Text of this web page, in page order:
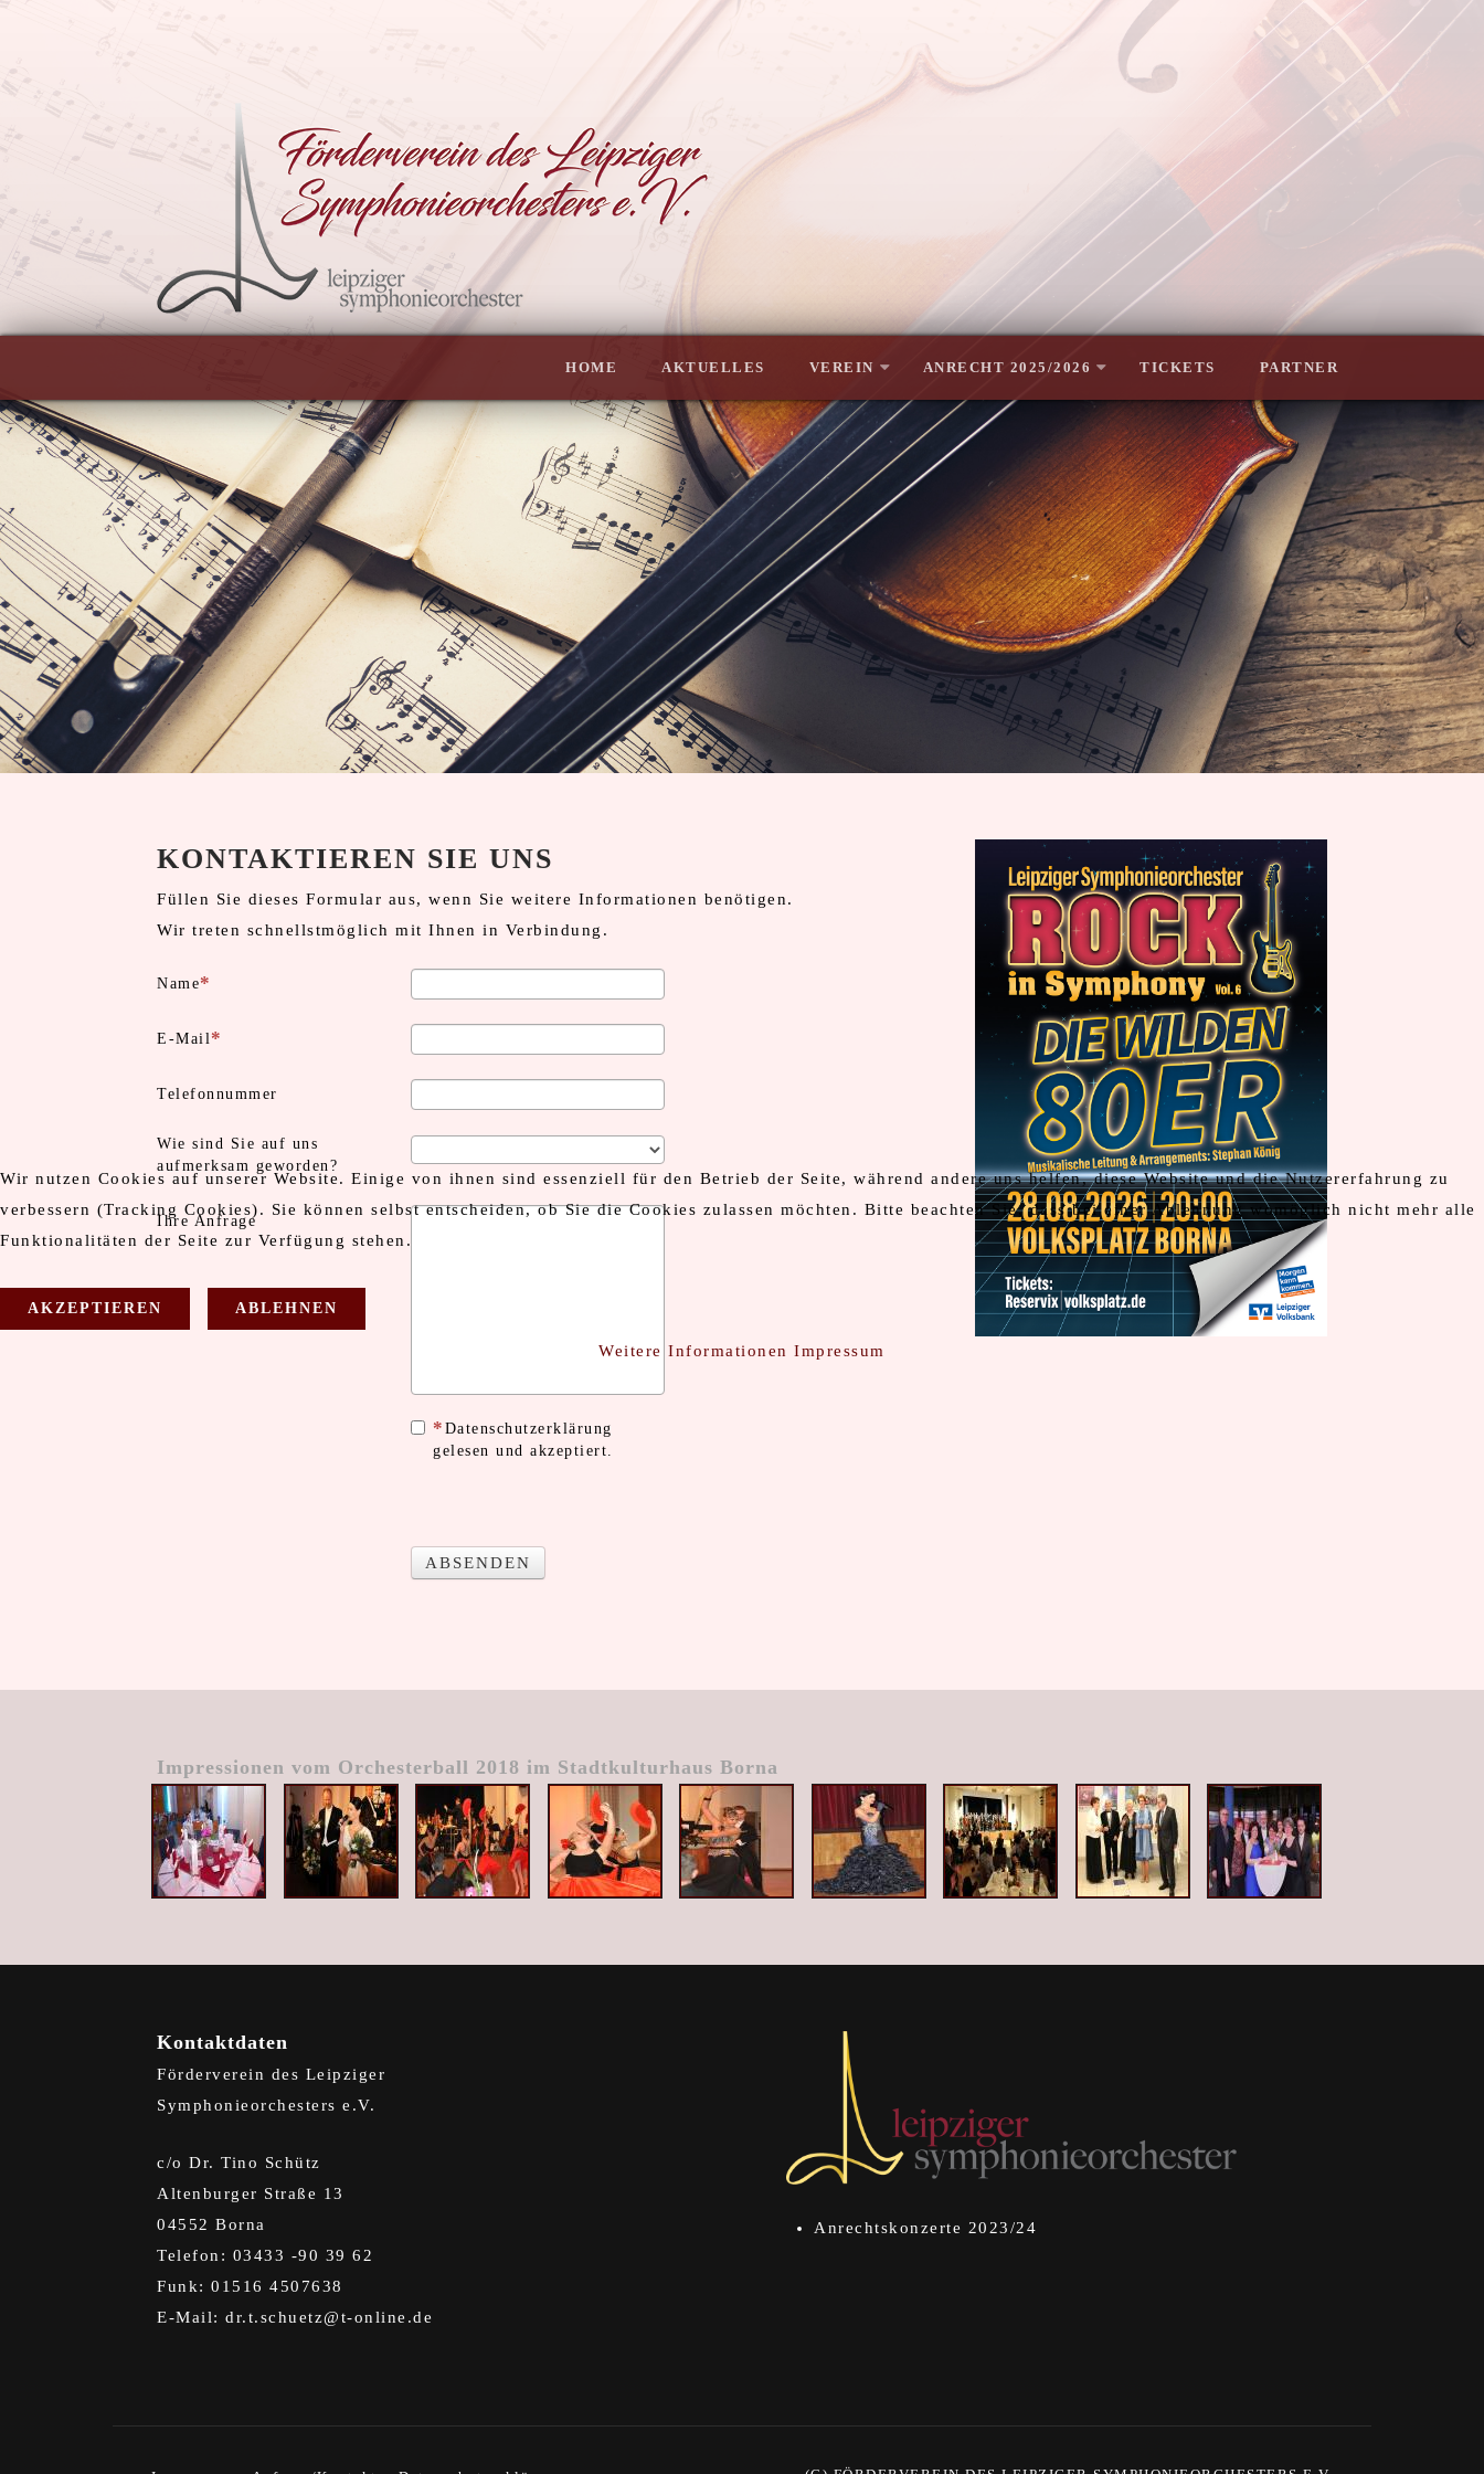
HOME AKTUELLES VEREIN ANRECHT 2025/2026 TICKETS PARTNER
KONTAKTIEREN SIE UNS
Füllen Sie dieses Formular aus, wenn Sie weitere Informationen benötigen.
Wir treten schnellstmöglich mit Ihnen in Verbindung.
Name
E-Mail
Telefonnummer
Wie sind Sie auf uns
aufmerksam geworden?
Ihre Anfrage
Datenschutzerklärung
gelesen und akzeptiert.
ABSENDEN
Impressionen vom Orchesterball 2018 im Stadtkulturhaus Borna
Kontaktdaten
Förderverein des Leipziger
Symphonieorchesters e.V.
c/o Dr. Tino Schütz
Altenburger Straße 13
04552 Borna
Telefon: 03433 -90 39 62
Funk: 01516 4507638
E-Mail: dr.t.schuetz@t-online.de
Anrechtskonzerte 2023/24
Wir nutzen Cookies auf unserer Website. Einige von ihnen sind essenziell für den Betrieb der Seite, während andere uns helfen, diese Website und die Nutzererfahrung zu
verbessern (Tracking Cookies). Sie können selbst entscheiden, ob Sie die Cookies zulassen möchten. Bitte beachten Sie, dass bei einer Ablehnung womöglich nicht mehr alle
Funktionalitäten der Seite zur Verfügung stehen.
AKZEPTIEREN ABLEHNEN
Weitere Informationen Impressum